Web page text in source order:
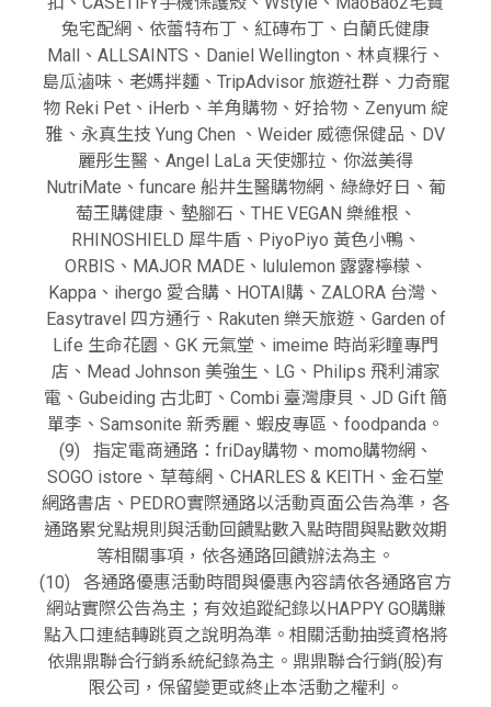
兔宅配網、依蕾特布丁、紅磚布丁、白蘭氏健康
Mall、ALLSAINTS、Daniel Wellington、林貞粿行、
島瓜滷味、老媽拌麵、TripAdvisor 旅遊社群、力奇寵
物 Reki Pet、iHerb、羊角購物、好拾物、Zenyum 綻
雅、永真生技 Yung Chen 、Weider 威德保健品、DV
麗彤生醫、Angel LaLa 天使娜拉、你滋美得
NutriMate、funcare 船井生醫購物網、綠綠好日、葡
萄王購健康、墊腳石、THE VEGAN 樂維根、
RHINOSHIELD 犀牛盾、PiyoPiyo 黃色小鴨、
ORBIS、MAJOR MADE、lululemon 露露檸檬、
Kappa、ihergo 愛合購、HOTAI購、ZALORA 台灣、
Easytravel 四方通行、Rakuten 樂天旅遊、Garden of
Life 生命花園、GK 元氣堂、imeime 時尚彩瞳專門
店、Mead Johnson 美強生、LG、Philips 飛利浦家
電、Gubeiding 古北町、Combi 臺灣康貝、JD Gift 簡
單李、Samsonite 新秀麗、蝦皮專區、foodpanda。
(9) 指定電商通路：friDay購物、momo購物網、
SOGO istore、草莓網、CHARLES & KEITH、金石堂
網路書店、PEDRO實際通路以活動頁面公告為準，各
通路累兌點規則與活動回饋點數入點時間與點數效期
等相關事項，依各通路回饋辦法為主。
(10) 各通路優惠活動時間與優惠內容請依各通路官方
網站實際公告為主；有效追蹤紀錄以HAPPY GO購賺
點入口連結轉跳頁之說明為準。相關活動抽獎資格將
依鼎鼎聯合行銷系統紀錄為主。鼎鼎聯合行銷(股)有
限公司，保留變更或終止本活動之權利。